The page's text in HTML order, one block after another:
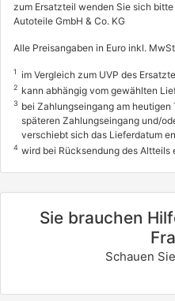
zum Ersatzteil wenden Sie sich
Autoteile GmbH & Co. KG
Alle Preisangaben in Euro inkl.
1 im Vergleich zum UVP des
2 kann abhängig vom gewählten
3 bei Zahlungseingang am
späteren Zahlungseingang und/
verschiebt sich das Lieferdatum
4 wird bei Rücksendung des Altteils
Sie brauchen
Schauen